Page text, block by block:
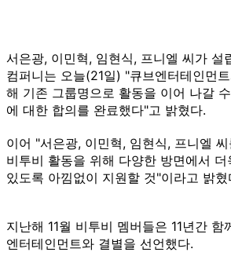
서은광, 이민혁, 임현식, 프니엘 씨가 설
컴퍼니는 오늘(21일) "큐브엔터테인먼
해 기존 그룹명으로 활동을 이어 나갈
에 대한 합의를 완료했다"고 밝혔다.
이어 "서은광, 이민혁, 임현식, 프니엘
비투비 활동을 위해 다양한 방면에서
있도록 아낌없이 지원할 것"이라고 밝혔
지난해 11월 비투비 멤버들은 11년간 함
엔터테인먼트와 결별을 선언했다.